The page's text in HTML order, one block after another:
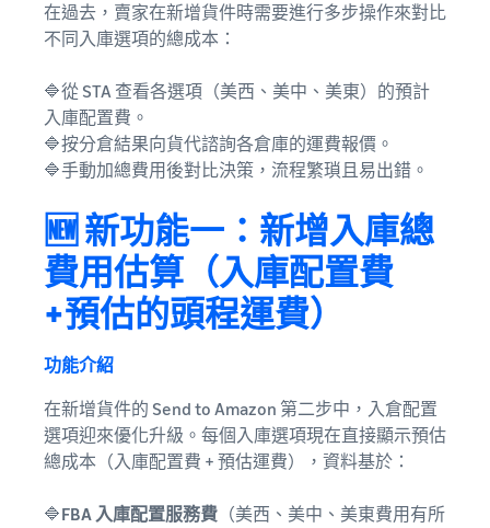
在過去，賣家在新增貨件時需要進行多步操作來對比
不同入庫選項的總成本：
🔷從 STA 查看各選項（美西、美中、美東）的預計
入庫配置費。
🔷按分倉結果向貨代諮詢各倉庫的運費報價。
🔷手動加總費用後對比決策，流程繁瑣且易出錯。
🆕 新功能一：新增入庫總
費用估算（入庫配置費
+預估的頭程運費）
功能介紹
在新增貨件的 Send to Amazon 第二步中，入倉配置
選項迎來優化升級。每個入庫選項現在直接顯示預估
總成本（入庫配置費 + 預估運費），資料基於：
🔷FBA 入庫配置服務費 （美西、美中、美東費用有所